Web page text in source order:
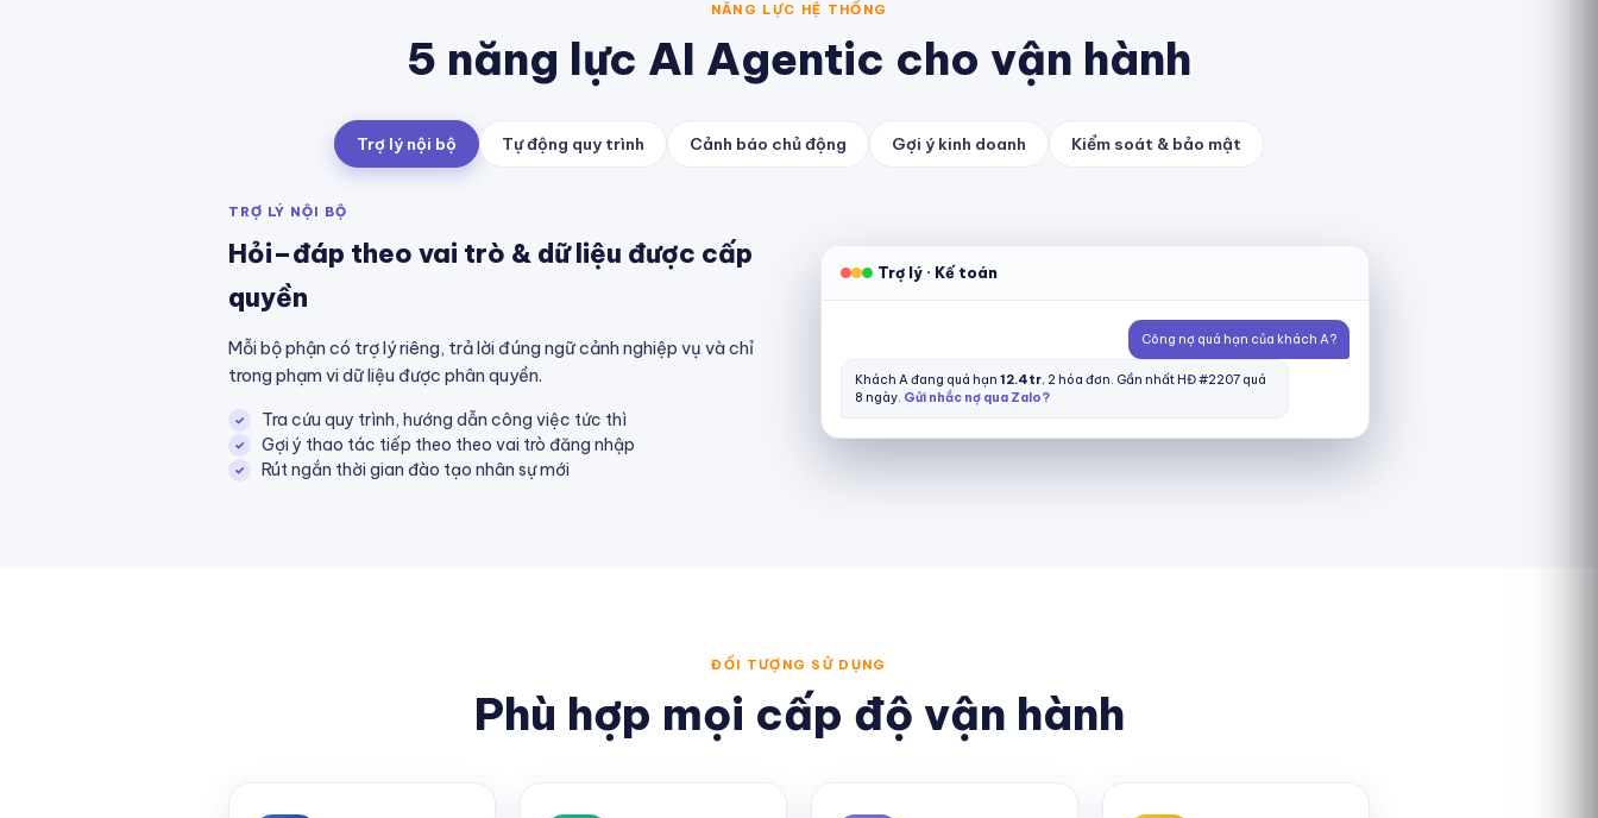
NĂNG LỰC HỆ THỐNG
5 năng lực AI Agentic cho vận hành
Trợ lý nội bộ Tự động quy trình Cảnh báo chủ động Gợi ý kinh doanh Kiểm soát & bảo mật
TRỢ LÝ NỘI BỘ
Hỏi–đáp theo vai trò & dữ liệu được cấp
quyền
Mỗi bộ phận có trợ lý riêng, trả lời đúng ngữ cảnh nghiệp vụ và chỉ
trong phạm vi dữ liệu được phân quyền.
Tra cứu quy trình, hướng dẫn công việc tức thì
Gợi ý thao tác tiếp theo theo vai trò đăng nhập
Rút ngắn thời gian đào tạo nhân sự mới
Trợ lý · Kế toán
Công nợ quá hạn của khách A?
Khách A đang quá hạn 12.4tr, 2 hóa đơn. Gần nhất HĐ #2207 quá
8 ngày. Gửi nhắc nợ qua Zalo?
ĐỐI TƯỢNG SỬ DỤNG
Phù hợp mọi cấp độ vận hành